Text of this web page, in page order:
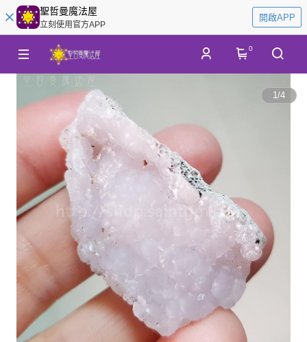
聖哲曼魔法屋
立刻使用官方APP
開啟APP
0
1/4